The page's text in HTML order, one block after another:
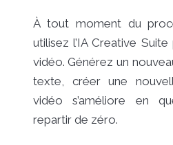
À tout moment du
utilisez l’IA Creative
vidéo. Générez un
texte, créer une
vidéo s’améliore en
repartir de zéro.